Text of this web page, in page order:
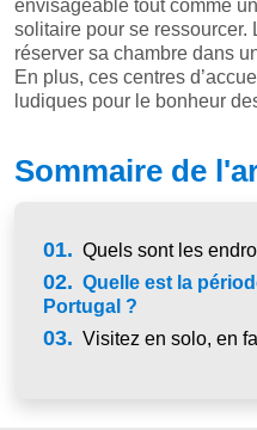
envisageable tout comme
solitaire pour se ressourcer.
réserver sa chambre dans
En plus, ces centres
ludiques pour le bonheur
Sommaire de
01. Quels sont les
02. Quelle est la
Portugal ?
03. Visitez en solo, en